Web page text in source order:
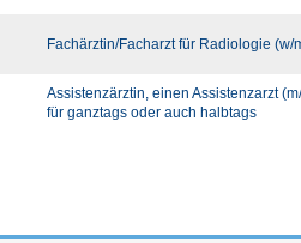
Fachärztin/Facharzt für Radiologie (w/
Assistenzärztin, einen Assistenzarzt
für ganztags oder auch halbtags